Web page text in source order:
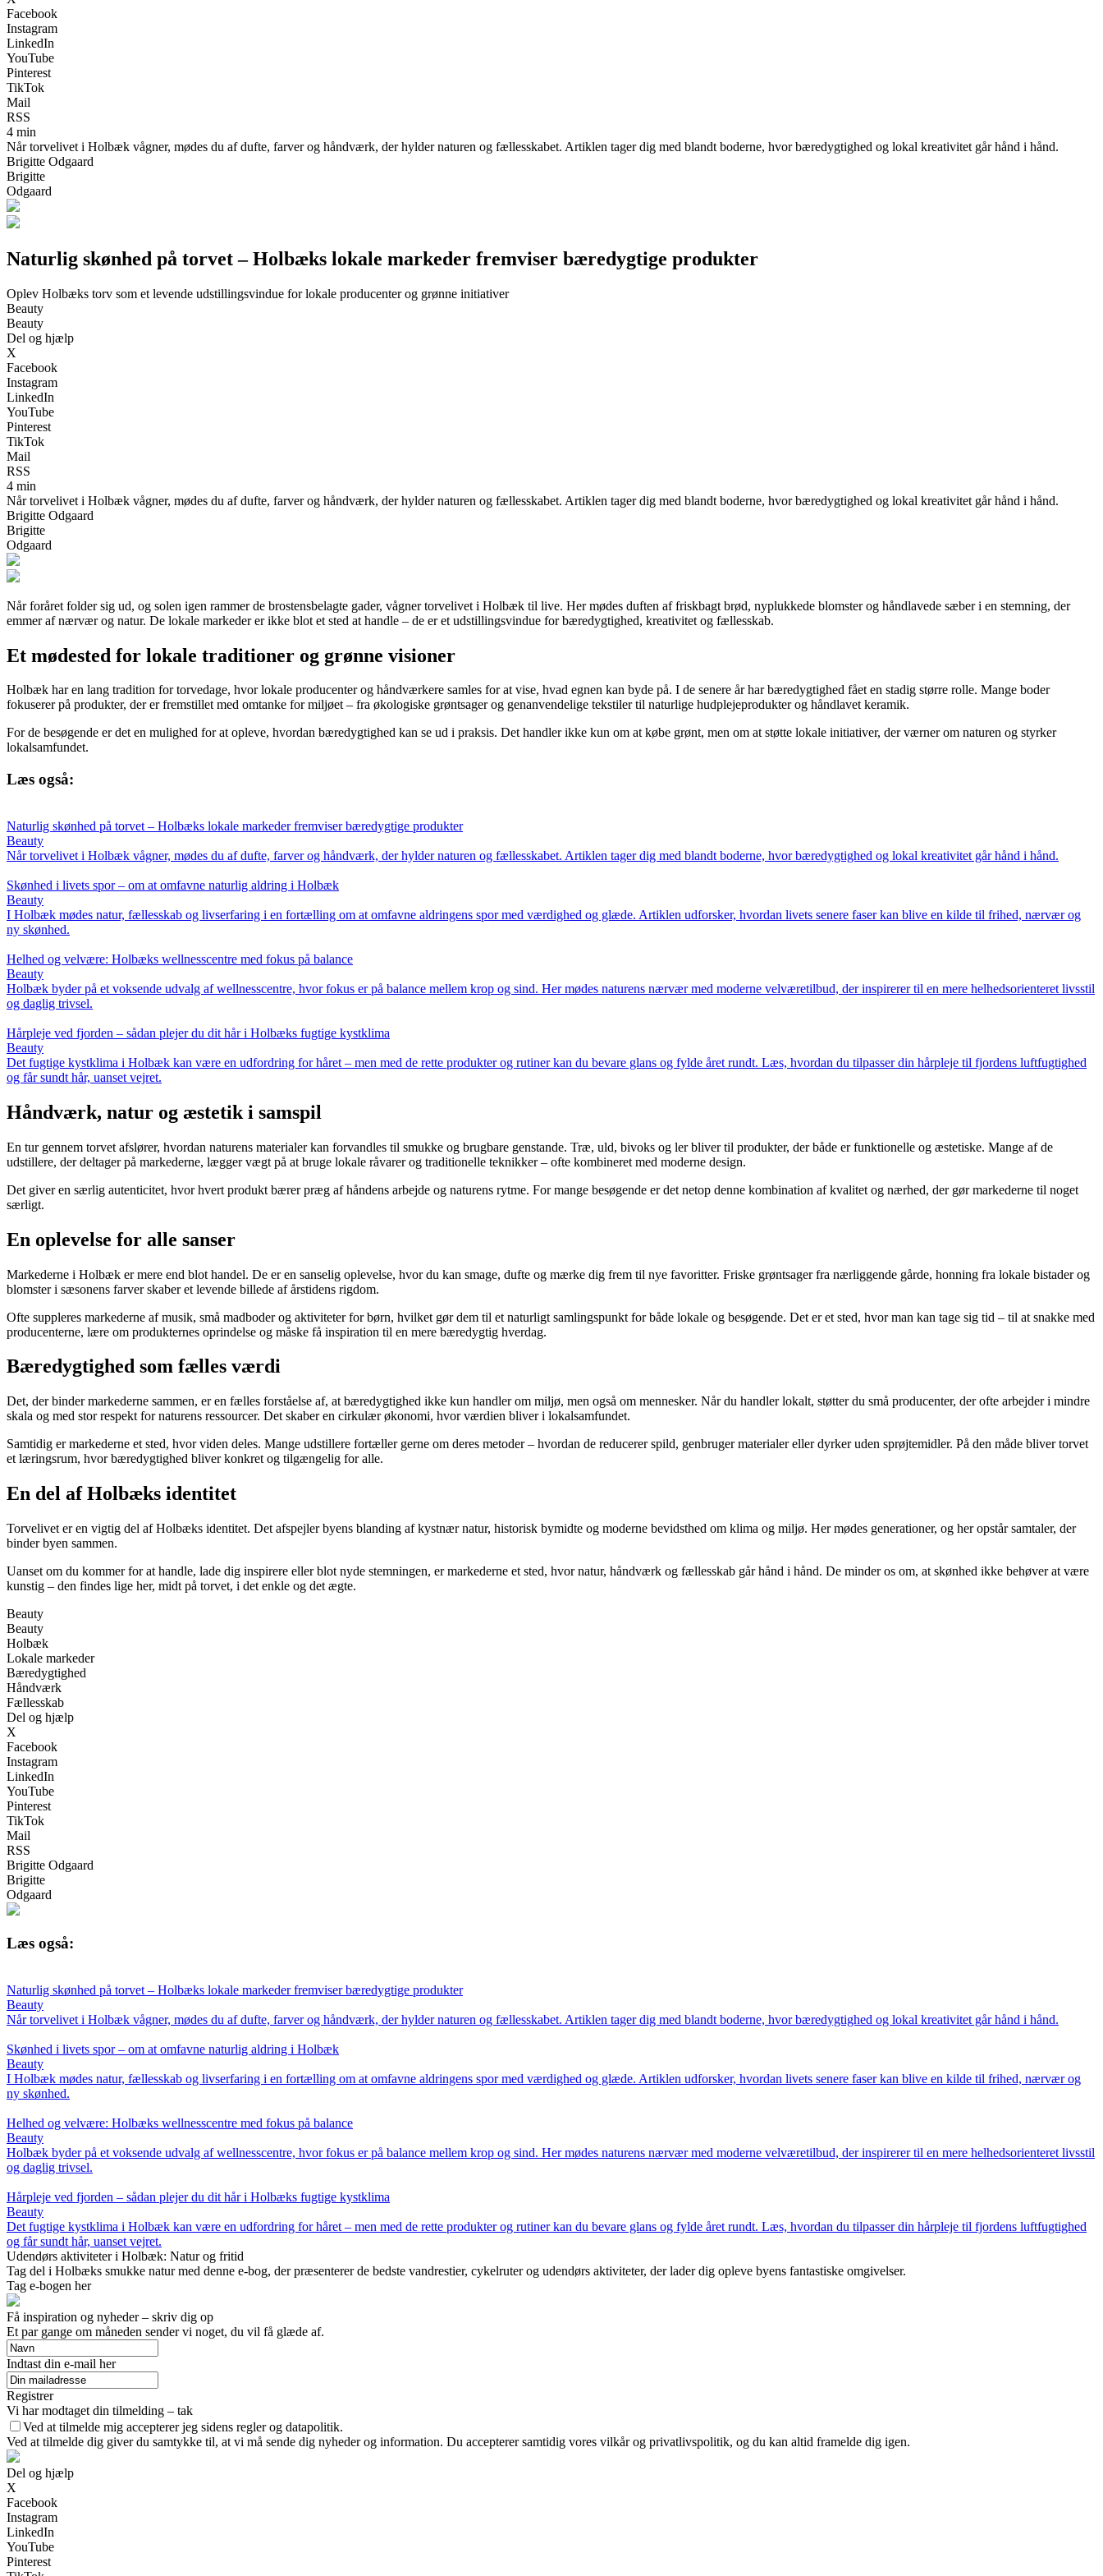
Facebook
Instagram
LinkedIn
YouTube
Pinterest
TikTok
Mail
RSS
4 min
Når torvelivet i Holbæk vågner, mødes du af dufte, farver og håndværk, der hylder naturen og fællesskabet. Artiklen tager dig med blandt boderne, hvor bæredygtighed og lokal kreativitet går hånd i hånd.
Brigitte Odgaard
Brigitte
Odgaard
Naturlig skønhed på torvet – Holbæks lokale markeder fremviser bæredygtige produkter
Oplev Holbæks torv som et levende udstillingsvindue for lokale producenter og grønne initiativer
Beauty
Beauty
Del og hjælp
X
Facebook
Instagram
LinkedIn
YouTube
Pinterest
TikTok
Mail
RSS
4 min
Når torvelivet i Holbæk vågner, mødes du af dufte, farver og håndværk, der hylder naturen og fællesskabet. Artiklen tager dig med blandt boderne, hvor bæredygtighed og lokal kreativitet går hånd i hånd.
Brigitte Odgaard
Brigitte
Odgaard
Når foråret folder sig ud, og solen igen rammer de brostensbelagte gader, vågner torvelivet i Holbæk til live. Her mødes duften af friskbagt brød, nyplukkede blomster og håndlavede sæber i en stemning, der
emmer af nærvær og natur. De lokale markeder er ikke blot et sted at handle – de er et udstillingsvindue for bæredygtighed, kreativitet og fællesskab.
Et mødested for lokale traditioner og grønne visioner
Holbæk har en lang tradition for torvedage, hvor lokale producenter og håndværkere samles for at vise, hvad egnen kan byde på. I de senere år har bæredygtighed fået en stadig større rolle. Mange boder
fokuserer på produkter, der er fremstillet med omtanke for miljøet – fra økologiske grøntsager og genanvendelige tekstiler til naturlige hudplejeprodukter og håndlavet keramik.
For de besøgende er det en mulighed for at opleve, hvordan bæredygtighed kan se ud i praksis. Det handler ikke kun om at købe grønt, men om at støtte lokale initiativer, der værner om naturen og styrker
lokalsamfundet.
Læs også:
Naturlig skønhed på torvet – Holbæks lokale markeder fremviser bæredygtige produkter
Beauty
Når torvelivet i Holbæk vågner, mødes du af dufte, farver og håndværk, der hylder naturen og fællesskabet. Artiklen tager dig med blandt boderne, hvor bæredygtighed og lokal kreativitet går hånd i hånd.
Skønhed i livets spor – om at omfavne naturlig aldring i Holbæk
Beauty
I Holbæk mødes natur, fællesskab og livserfaring i en fortælling om at omfavne aldringens spor med værdighed og glæde. Artiklen udforsker, hvordan livets senere faser kan blive en kilde til frihed, nærvær og
ny skønhed.
Helhed og velvære: Holbæks wellnesscentre med fokus på balance
Beauty
Holbæk byder på et voksende udvalg af wellnesscentre, hvor fokus er på balance mellem krop og sind. Her mødes naturens nærvær med moderne velværetilbud, der inspirerer til en mere helhedsorienteret livsstil
og daglig trivsel.
Hårpleje ved fjorden – sådan plejer du dit hår i Holbæks fugtige kystklima
Beauty
Det fugtige kystklima i Holbæk kan være en udfordring for håret – men med de rette produkter og rutiner kan du bevare glans og fylde året rundt. Læs, hvordan du tilpasser din hårpleje til fjordens luftfugtighed
og får sundt hår, uanset vejret.
Håndværk, natur og æstetik i samspil
En tur gennem torvet afslører, hvordan naturens materialer kan forvandles til smukke og brugbare genstande. Træ, uld, bivoks og ler bliver til produkter, der både er funktionelle og æstetiske. Mange af de
udstillere, der deltager på markederne, lægger vægt på at bruge lokale råvarer og traditionelle teknikker – ofte kombineret med moderne design.
Det giver en særlig autenticitet, hvor hvert produkt bærer præg af håndens arbejde og naturens rytme. For mange besøgende er det netop denne kombination af kvalitet og nærhed, der gør markederne til noget
særligt.
En oplevelse for alle sanser
Markederne i Holbæk er mere end blot handel. De er en sanselig oplevelse, hvor du kan smage, dufte og mærke dig frem til nye favoritter. Friske grøntsager fra nærliggende gårde, honning fra lokale bistader og
blomster i sæsonens farver skaber et levende billede af årstidens rigdom.
Ofte suppleres markederne af musik, små madboder og aktiviteter for børn, hvilket gør dem til et naturligt samlingspunkt for både lokale og besøgende. Det er et sted, hvor man kan tage sig tid – til at snakke med
producenterne, lære om produkternes oprindelse og måske få inspiration til en mere bæredygtig hverdag.
Bæredygtighed som fælles værdi
Det, der binder markederne sammen, er en fælles forståelse af, at bæredygtighed ikke kun handler om miljø, men også om mennesker. Når du handler lokalt, støtter du små producenter, der ofte arbejder i mindre
skala og med stor respekt for naturens ressourcer. Det skaber en cirkulær økonomi, hvor værdien bliver i lokalsamfundet.
Samtidig er markederne et sted, hvor viden deles. Mange udstillere fortæller gerne om deres metoder – hvordan de reducerer spild, genbruger materialer eller dyrker uden sprøjtemidler. På den måde bliver torvet
et læringsrum, hvor bæredygtighed bliver konkret og tilgængelig for alle.
En del af Holbæks identitet
Torvelivet er en vigtig del af Holbæks identitet. Det afspejler byens blanding af kystnær natur, historisk bymidte og moderne bevidsthed om klima og miljø. Her mødes generationer, og her opstår samtaler, der
binder byen sammen.
Uanset om du kommer for at handle, lade dig inspirere eller blot nyde stemningen, er markederne et sted, hvor natur, håndværk og fællesskab går hånd i hånd. De minder os om, at skønhed ikke behøver at være
kunstig – den findes lige her, midt på torvet, i det enkle og det ægte.
Beauty
Beauty
Holbæk
Lokale markeder
Bæredygtighed
Håndværk
Fællesskab
Del og hjælp
X
Facebook
Instagram
LinkedIn
YouTube
Pinterest
TikTok
Mail
RSS
Brigitte Odgaard
Brigitte
Odgaard
Læs også:
Naturlig skønhed på torvet – Holbæks lokale markeder fremviser bæredygtige produkter
Beauty
Når torvelivet i Holbæk vågner, mødes du af dufte, farver og håndværk, der hylder naturen og fællesskabet. Artiklen tager dig med blandt boderne, hvor bæredygtighed og lokal kreativitet går hånd i hånd.
Skønhed i livets spor – om at omfavne naturlig aldring i Holbæk
Beauty
I Holbæk mødes natur, fællesskab og livserfaring i en fortælling om at omfavne aldringens spor med værdighed og glæde. Artiklen udforsker, hvordan livets senere faser kan blive en kilde til frihed, nærvær og
ny skønhed.
Helhed og velvære: Holbæks wellnesscentre med fokus på balance
Beauty
Holbæk byder på et voksende udvalg af wellnesscentre, hvor fokus er på balance mellem krop og sind. Her mødes naturens nærvær med moderne velværetilbud, der inspirerer til en mere helhedsorienteret livsstil
og daglig trivsel.
Hårpleje ved fjorden – sådan plejer du dit hår i Holbæks fugtige kystklima
Beauty
Det fugtige kystklima i Holbæk kan være en udfordring for håret – men med de rette produkter og rutiner kan du bevare glans og fylde året rundt. Læs, hvordan du tilpasser din hårpleje til fjordens luftfugtighed
og får sundt hår, uanset vejret.
Udendørs aktiviteter i Holbæk: Natur og fritid
Tag del i Holbæks smukke natur med denne e-bog, der præsenterer de bedste vandrestier, cykelruter og udendørs aktiviteter, der lader dig opleve byens fantastiske omgivelser.
Tag e-bogen her
Få inspiration og nyheder – skriv dig op
Et par gange om måneden sender vi noget, du vil få glæde af.
Indtast din e-mail her
Registrer
Vi har modtaget din tilmelding – tak
Ved at tilmelde mig accepterer jeg sidens regler og datapolitik.
Ved at tilmelde dig giver du samtykke til, at vi må sende dig nyheder og information. Du accepterer samtidig vores vilkår og privatlivspolitik, og du kan altid framelde dig igen.
Del og hjælp
X
Facebook
Instagram
LinkedIn
YouTube
Pinterest